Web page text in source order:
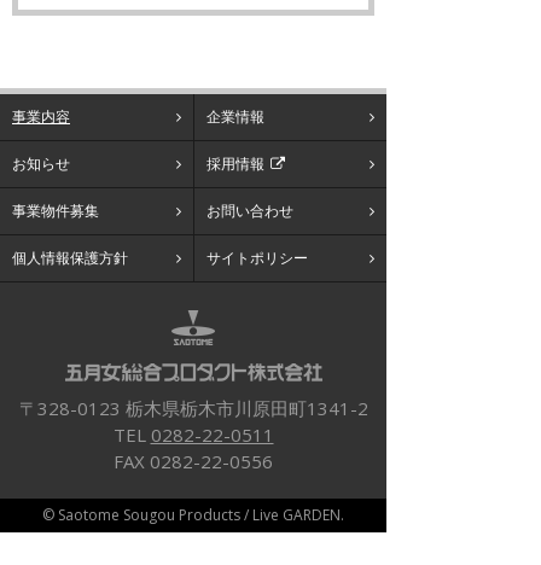
事業内容 企業情報
お知らせ 採用情報
事業物件募集 お問い合わせ
個人情報保護方針 サイトポリシー
〒328-0123 栃木県栃木市川原田町1341-2
TEL 0282-22-0511
FAX 0282-22-0556
© Saotome Sougou Products / Live GARDEN.